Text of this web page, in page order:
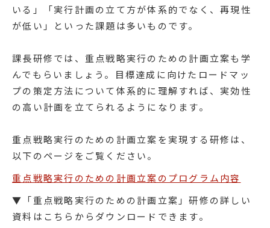
いる」「実行計画の立て方が体系的でなく、再現性
が低い」といった課題は多いものです。
課長研修では、重点戦略実行のための計画立案も学
んでもらいましょう。目標達成に向けたロードマッ
プの策定方法について体系的に理解すれば、実効性
の高い計画を立てられるようになります。
重点戦略実行のための計画立案を実現する研修は、
以下のページをご覧ください。
重点戦略実行のための計画立案のプログラム内容
▼「重点戦略実行のための計画立案」研修の詳しい
資料はこちらからダウンロードできます。